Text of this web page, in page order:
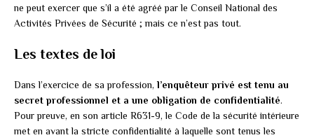
ne peut exercer que s’il a été agréé par le Conseil National des
Activités Privées de Sécurité ; mais ce n’est pas tout.
Les textes de loi
Dans l’exercice de sa profession, l’enquêteur privé est tenu au
secret professionnel et a une obligation de confidentialité.
Pour preuve, en son article R631-9, le Code de la sécurité intérieure
met en avant la stricte confidentialité à laquelle sont tenus les